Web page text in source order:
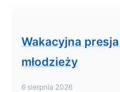
Wakacyjna
młodzieży
6 sierpnia 2026